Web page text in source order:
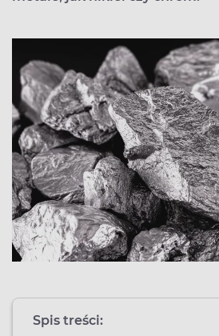
Spis treści: